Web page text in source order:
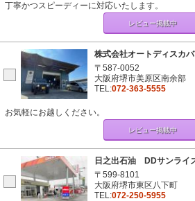
丁寧かつスピーディーに対応いたします。
レビュー掲載中
株式会社オートディスカ
〒587-0052
大阪府堺市美原区南余部
TEL:072-363-5555
お気軽にお越しください。
レビュー掲載中
日之出石油 DDサンライ
〒599-8101
大阪府堺市東区八下町
TEL:072-250-5955